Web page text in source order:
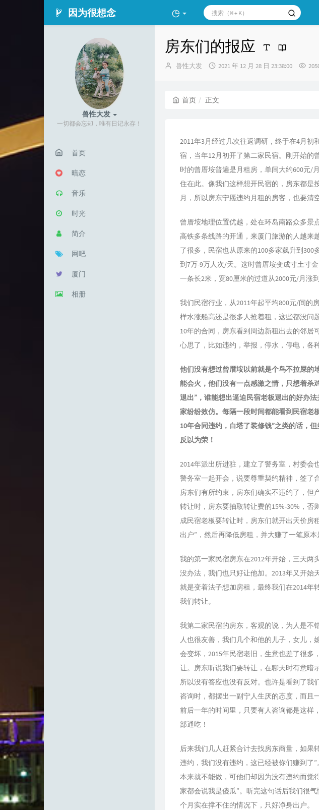
因为很想念
兽性大发
一切都会忘却，唯有日记永存！
首页
暗恋
音乐
时光
简介
网吧
厦门
相册
房东们的报应
博
兽性大发
发
2021 年 12 月 28 日 23:38:00
首页 正文
2011年3月经过几次往返调研，终于在4月
宿，当年12月初开了第二家民宿。刚开始的
时的曾厝垵普遍是月租房，单间大约600元/
住在此。像我们这样想开民宿的，房东都是
月，所以房东宁愿违约月租的房客，也要清
曾厝垵地理位置优越，处在环岛南路众多景
高铁多条线路的开通，来厦门旅游的人越来
了很多，民宿也从原来的100多家飙升到
到7万-9万人次/天。这时曾厝垵变成寸土寸
一条长2米，宽80厘米的过道从2000元/月涨到
我们民宿行业，从2011年起平均800元/间的
样水涨船高还是很多人抢着租，这些都没问
10年的合同，房东看到周边新租出去的邻
心思了，比如违约，举报，停水，停电，各
他们没有想过曾厝垵以前就是个鸟不拉屎的
能会火，他们没有一点感激之情，只想着杀
退出”，谁能想出逼迫民宿老板退出的好办
家纷纷效仿。每隔一段时间都能看到民宿老
10年合同违约，白塔了装修钱”之类的话，
反以为荣！
2014年派出所进驻，建立了警务室，村委会
警务室一起开会，说要尊重契约精神，签了
房东们有所约束，房东们确实不违约了，但
转让时，房东要抽取转让费的15%-30%，
成民宿老板要转让时，房东们就开出天价房
出户”，然后再降低房租，并大赚了一笔原本
我的第一家民宿房东在2012年开始，三天
没办法，我们也只好让他加。2013年又开
就是变着法子想加房租，最终我们在2014
我们转让。
我第二家民宿的房东，客观的说，为人是不
人也很友善，我们几个和他的儿子，女儿
会变坏，2015年民宿老旧，生意也差了很
让。房东听说我们要转让，在聊天时有意暗
所以没有答应也没有反对。也许是看到了我
咨询时，都摆出一副宁人生厌的态度，而且
前后一年的时间里，只要有人咨询都是这样
部通吃！
后来我们几人赶紧合计去找房东商量，如果
违约，我们没有违约，这已经被你们赚到了
本来就不能做，可他们却因为没有违约而觉
家都会说我是傻瓜”。听完这句话后我们很
个月实在撑不住的情况下，只好净身出户。